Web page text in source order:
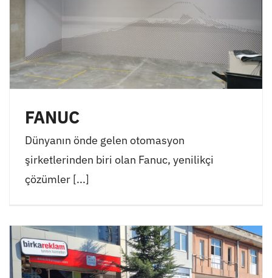
FANUC
Dünyanın önde gelen otomasyon
şirketlerinden biri olan Fanuc, yenilikçi
çözümler [...]